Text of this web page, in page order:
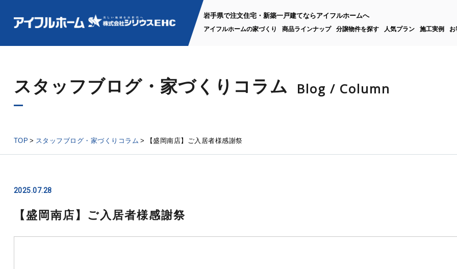
岩手県で注文住宅・新築一戸建てならアイフルホームへ
アイフルホームの家づくり 商品ラインナップ 分譲物件を探す 人気プラン 施工実例 お
スタッフブログ・家づくりコラム Blog / Column
TOP スタッフブログ・家づくりコラム 【盛岡南店】ご入居者様感謝祭
2025.07.28
【盛岡南店】ご入居者様感謝祭